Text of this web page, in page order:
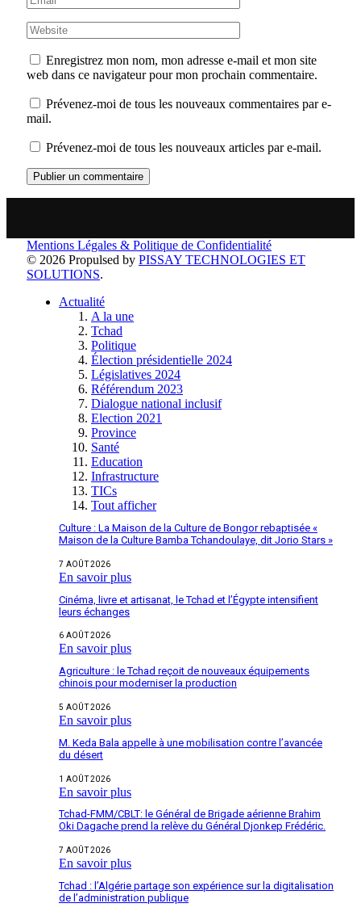
Enregistrez mon nom, mon adresse e-mail et mon site
web dans ce navigateur pour mon prochain commentaire.
Prévenez-moi de tous les nouveaux commentaires par e-
mail.
Prévenez-moi de tous les nouveaux articles par e-mail.
Mentions Légales & Politique de Confidentialité
© 2026 Propulsed by PISSAY TECHNOLOGIES ET
SOLUTIONS.
Actualité
A la une
Tchad
Politique
Élection présidentielle 2024
Législatives 2024
Référendum 2023
Dialogue national inclusif
Election 2021
Province
Santé
Education
Infrastructure
TICs
Tout afficher
Culture : La Maison de la Culture de Bongor rebaptisée «
Maison de la Culture Bamba Tchandoulaye, dit Jorio Stars »
7 AOÛT 2026
En savoir plus
Cinéma, livre et artisanat, le Tchad et l’Égypte intensifient
leurs échanges
6 AOÛT 2026
En savoir plus
Agriculture : le Tchad reçoit de nouveaux équipements
chinois pour moderniser la production
5 AOÛT 2026
En savoir plus
M. Keda Bala appelle à une mobilisation contre l’avancée
du désert
1 AOÛT 2026
En savoir plus
Tchad-FMM/CBLT: le Général de Brigade aérienne Brahim
Oki Dagache prend la relève du Général Djonkep Frédéric.
7 AOÛT 2026
En savoir plus
Tchad : l’Algérie partage son expérience sur la digitalisation
de l’administration publique